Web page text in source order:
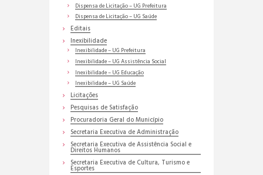
Dispensa de Licitação – UG Prefeitura
Dispensa de Licitação – UG Saúde
Editais
Inexibilidade
Inexibilidade – UG Prefeitura
Inexibilidade – UG Assistência Social
Inexibilidade – UG Educação
Inexibilidade – UG Saúde
Licitações
Pesquisas de Satisfação
Procuradoria Geral do Município
Secretaria Executiva de Administração
Secretaria Executiva de Assistência Social e
Direitos Humanos
Secretaria Executiva de Cultura, Turismo e
Esportes